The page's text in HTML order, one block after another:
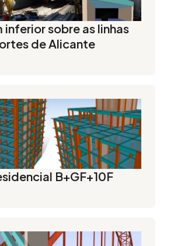
inferior sobre as linhas
de Alicante
B+GF+10F